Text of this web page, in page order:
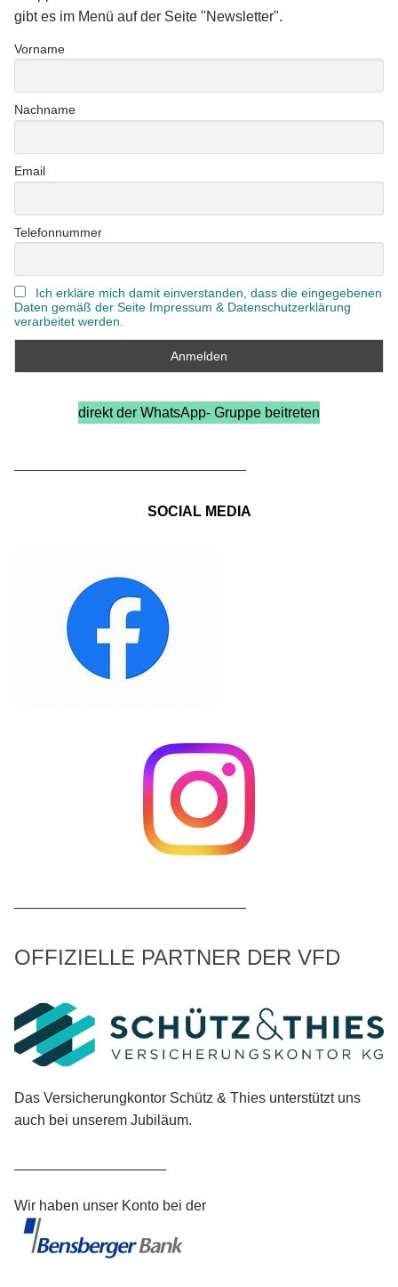
gibt es im Menü auf der Seite "Newsletter".
Vorname
Nachname
Email
Telefonnummer
Ich erkläre mich damit einverstanden, dass die eingegebenen
Daten gemäß der Seite Impressum & Datenschutzerklärung
verarbeitet werden.
direkt der WhatsApp- Gruppe beitreten
SOCIAL MEDIA
OFFIZIELLE PARTNER DER VFD
Das Versicherungkontor Schütz & Thies unterstützt uns
auch bei unserem Jubiläum.
Wir haben unser Konto bei der